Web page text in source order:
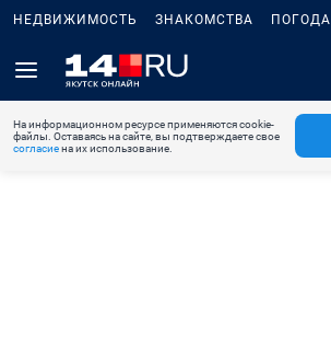
НЕДВИЖИМОСТЬ ЗНАКОМСТВА ПОГОДА
На информационном ресурсе применяются cookie-
файлы. Оставаясь на сайте, вы подтверждаете свое
согласиена их использование.